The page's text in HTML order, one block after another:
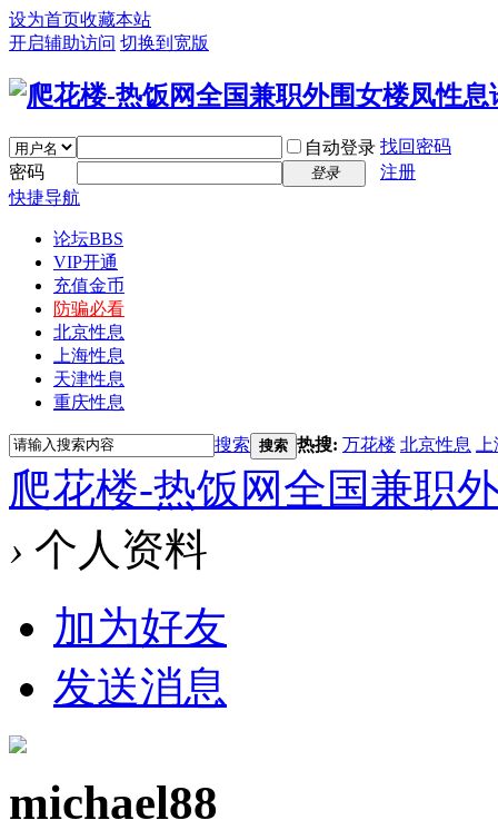
设为首页收藏本站
开启辅助访问 切换到宽版
自动登录 找回密码
密码
登录
注册
快捷导航
论坛BBS
VIP开通
充值金币
防骗必看
北京性息
上海性息
天津性息
重庆性息
搜索 搜索 热搜: 万花楼 北京性息
爬花楼-热饭网全国兼职
› 个人资料
加为好友
发送消息
michael88